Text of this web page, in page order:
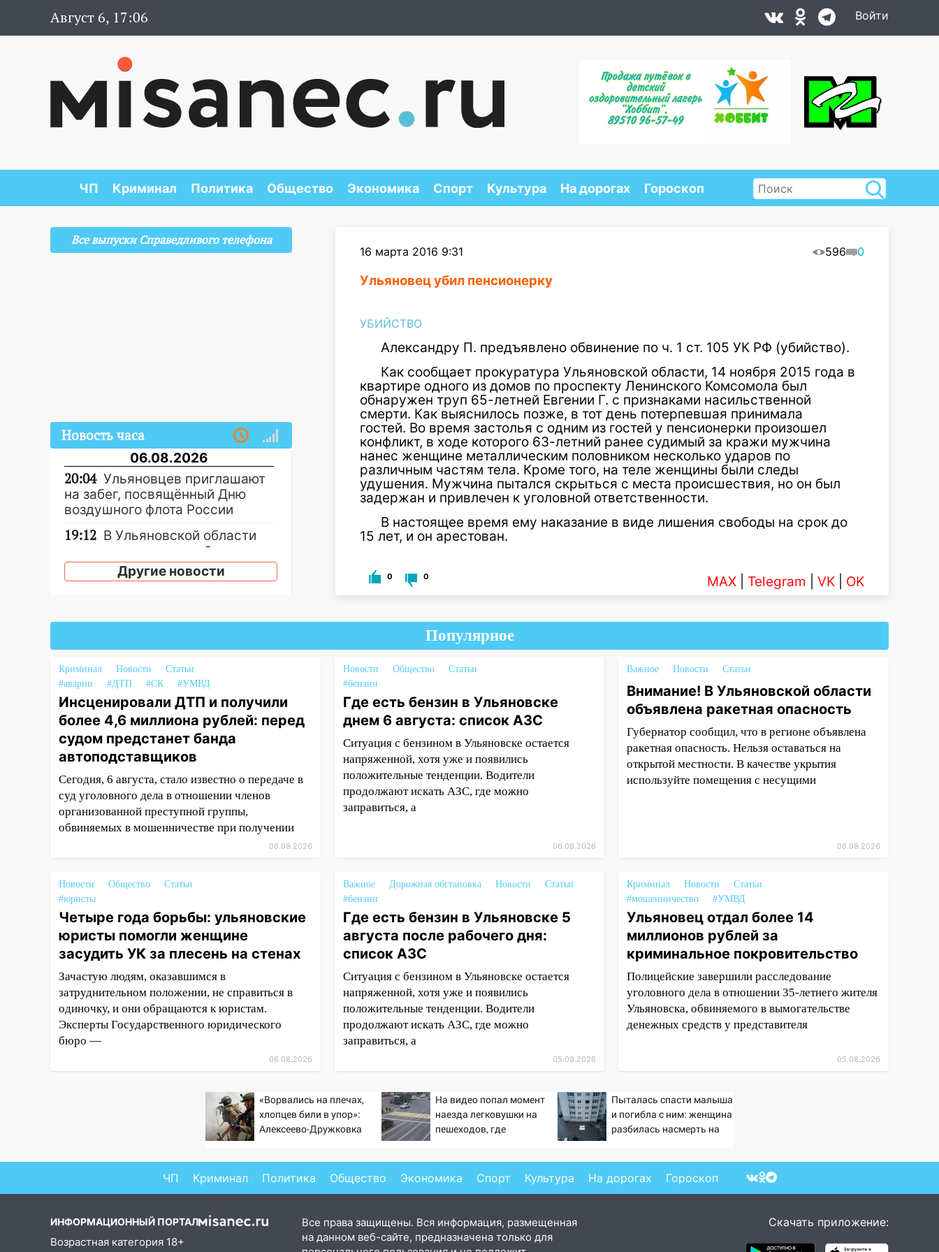
Август 6, 17:06 Войти
ЧП Криминал Политика Общество Экономика Спорт Культура На дорогах Гороскоп
16 марта 2016 9:31 596 0
Ульяновец убил пенсионерку
УБИЙСТВО
Александру П. предъявлено обвинение по ч. 1 ст. 105 УК РФ (убийство).
Как сообщает прокуратура Ульяновской области, 14 ноября 2015 года в
квартире одного из домов по проспекту Ленинского Комсомола был
обнаружен труп 65-летней Евгении Г. с признаками насильственной
смерти. Как выяснилось позже, в тот день потерпевшая принимала
гостей. Во время застолья с одним из гостей у пенсионерки произошел
конфликт, в ходе которого 63-летний ранее судимый за кражи мужчина
нанес женщине металлическим половником несколько ударов по
различным частям тела. Кроме того, на теле женщины были следы
удушения. Мужчина пытался скрыться с места происшествия, но он был
задержан и привлечен к уголовной ответственности.
В настоящее время ему наказание в виде лишения свободы на срок до
15 лет, и он арестован.
0 0 MAX Telegram VK OK
Все выпуски Справедливого телефона
Новость часа
06.08.2026
20:04 Ульяновцев приглашают
на забег, посвящённый Дню
воздушного флота России
19:12 В Ульяновской области
руководителя частной
компании наказали за сокрытие
прошлого своего сотрудник
баскетбола!
17:08 Ульяновский областной
суд оставил в силе приговор
руководству
«УльяновскФармации» за
махинации на 3,2 млн рублей
16:09
Ветераны легкой
атлетики из Ульяновска
успешно выступили на
Чемпионате России
16:02 В Ульяновской области
убрали более 28% площадей
зерновых и зернобобовых
15:51
Бросила кирпич в жену
брата: в Ульяновской области
завели дело на агрессивную
женщину
15:47 На улице Радищева
в Ульяновске
15:15 Проводил до квартиры и
ограбил: новый кавалер
женщины оказался
движение по улице Ефремова
67% ульяновцев готовы
передумать увольняться, если
Инсценировали ДТП и
получили более 4,6 миллиона
предстанет банда
автоподставщиков
Другие новости
Популярное
Криминал Новости
Статьи
#аварии
#ДТП #СК #УМВД
Инсценировали ДТП и получили
более 4,6 миллиона рублей: перед
судом предстанет банда
автоподставщиков
Сегодня, 6 августа, стало известно о передаче в
суд уголовного дела в отношении членов
организованной преступной группы,
обвиняемых в мошенничестве при получении
06.08.2026
Новости Общество
Статьи
#бензин
Где есть бензин в Ульяновске
днем 6 августа: список АЗС
Ситуация с бензином в Ульяновске остается
напряженной, хотя уже и появились
положительные тенденции. Водители
продолжают искать АЗС, где можно
заправиться, а
06.08.2026
Важное Новости Статьи
Внимание! В Ульяновской области
объявлена ракетная опасность
Губернатор сообщил, что в регионе объявлена
ракетная опасность. Нельзя оставаться на
открытой местности. В качестве укрытия
используйте помещения с несущими
06.08.2026
Новости Общество
Статьи
#юристы
Четыре года борьбы: ульяновские
юристы помогли женщине
засудить УК за плесень на стенах
Зачастую людям, оказавшимся в
затруднительном положении, не справиться в
одиночку, и они обращаются к юристам.
Эксперты Государственного юридического
бюро —
06.08.2026
Важное Дорожная обстановка Новости
Статьи
#бензин
Где есть бензин в Ульяновске 5
августа после рабочего дня:
список АЗС
Ситуация с бензином в Ульяновске остается
напряженной, хотя уже и появились
положительные тенденции. Водители
продолжают искать АЗС, где можно
заправиться, а
05.08.2026
Криминал Новости
Статьи
#мошенничество
#УМВД
Ульяновец отдал более 14
миллионов рублей за
криминальное покровительство
Полицейские завершили расследование
уголовного дела в отношении 35-летнего жителя
Ульяновска, обвиняемого в вымогательстве
денежных средств у представителя
05.08.2026
«Ворвались на плечах,
хлопцев били в упор»:
Алексеево-Дружковка
На видео попал момент
наезда легковушки на
пешеходов, где
06/08/2026 – Новости
Пыталась спасти малыша
и погибла с ним: женщина
разбилась насмерть на
ЧП Криминал Политика Общество Экономика Спорт Культура На дорогах Гороскоп
ИНФОРМАЦИОННЫЙ ПОРТАЛ
Возрастная категория 18+
Все права защищены. Вся информация, размещенная
на данном веб-сайте, предназначена только для
Скачать приложение: